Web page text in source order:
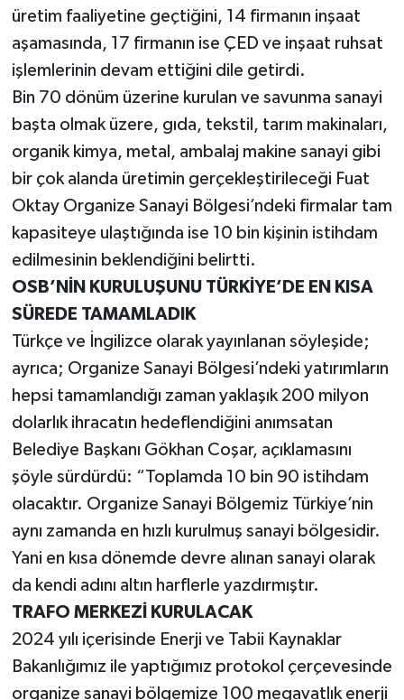
üretim faaliyetine geçtiğini, 14 firmanın inşaat
aşamasında, 17 firmanın ise ÇED ve inşaat ruhsat
işlemlerinin devam ettiğini dile getirdi.
Bin 70 dönüm üzerine kurulan ve savunma sanayi
başta olmak üzere, gıda, tekstil, tarım makinaları,
organik kimya, metal, ambalaj makine sanayi gibi
bir çok alanda üretimin gerçekleştirileceği Fuat
Oktay Organize Sanayi Bölgesi’ndeki firmalar tam
kapasiteye ulaştığında ise 10 bin kişinin istihdam
edilmesinin beklendiğini belirtti.
OSB’NİN KURULUŞUNU TÜRKİYE’DE EN KISA
SÜREDE TAMAMLADIK
Türkçe ve İngilizce olarak yayınlanan söyleşide;
ayrıca; Organize Sanayi Bölgesi’ndeki yatırımların
hepsi tamamlandığı zaman yaklaşık 200 milyon
dolarlık ihracatın hedeflendiğini anımsatan
Belediye Başkanı Gökhan Coşar, açıklamasını
şöyle sürdürdü: “Toplamda 10 bin 90 istihdam
olacaktır. Organize Sanayi Bölgemiz Türkiye’nin
aynı zamanda en hızlı kurulmuş sanayi bölgesidir.
Yani en kısa dönemde devre alınan sanayi olarak
da kendi adını altın harflerle yazdırmıştır.
TRAFO MERKEZİ KURULACAK
2024 yılı içerisinde Enerji ve Tabii Kaynaklar
Bakanlığımız ile yaptığımız protokol çerçevesinde
organize sanayi bölgemize 100 megavatlık enerji